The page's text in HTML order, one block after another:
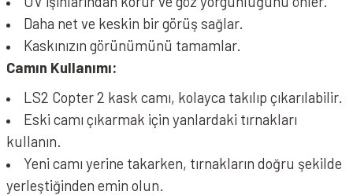
Daha net ve keskin bir görüş sağlar.
Kaskınızın görünümünü tamamlar.
Camın Kullanımı:
LS2 Copter 2 kask camı, kolayca takılıp çıkarılabilir.
Eski camı çıkarmak için yanlardaki tırnakları
kullanın.
Yeni camı yerine takarken, tırnakların doğru şekilde
yerleştiğinden emin olun.